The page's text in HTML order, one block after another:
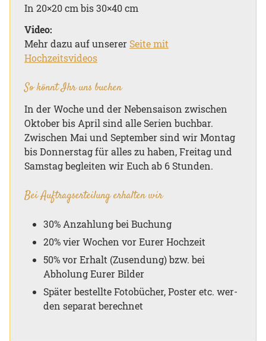
In 20×20 cm bis 30×40 cm
Video:
Mehr dazu auf unserer Seite mit
Hochzeitsvideos
So könnt Ihr uns buchen
In der Woche und der Nebensaison zwischen
Oktober bis April sind alle Serien buchbar.
Zwischen Mai und September sind wir Montag
bis Donnerstag für alles zu haben, Freitag und
Samstag begleiten wir Euch ab 6 Stunden.
Bei Auf­trags­er­tei­lung er­hal­ten wir
30% Anzahlung bei Buchung
20% vier Wochen vor Eurer Hochzeit
50% vor Erhalt (Zusendung) bzw. bei
Abholung Eurer Bilder
Spä­ter be­stell­te Fo­to­bücher, Pos­ter etc. wer­
den se­pa­rat be­rech­net